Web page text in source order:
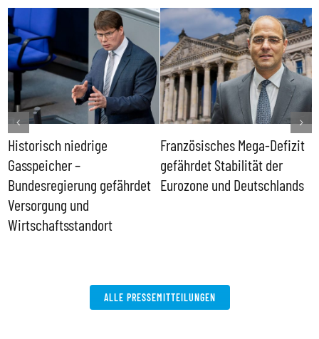
Historisch niedrige
Gasspeicher –
Bundesregierung gefährdet
Versorgung und
Wirtschaftsstandort
Französisches Mega-Defizit
gefährdet Stabilität der
Eurozone und Deutschlands
ALLE PRESSEMITTEILUNGEN